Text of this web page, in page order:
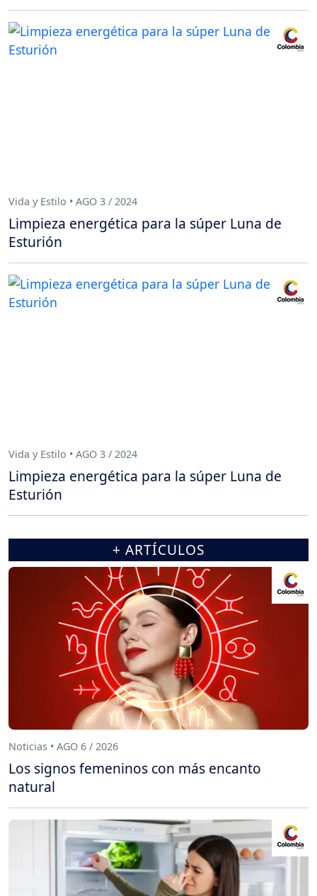
Vida y Estilo • AGO 3 / 2024
Limpieza energética para la súper Luna de
Esturión
Vida y Estilo • AGO 3 / 2024
Limpieza energética para la súper Luna de
Esturión
+ ARTÍCULOS
Noticias • AGO 6 / 2026
Los signos femeninos con más encanto
natural